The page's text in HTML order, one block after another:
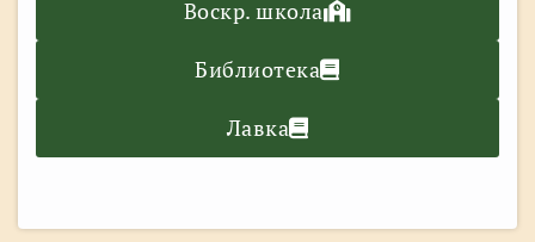
Воскр. школа
Библиотека
Лавка